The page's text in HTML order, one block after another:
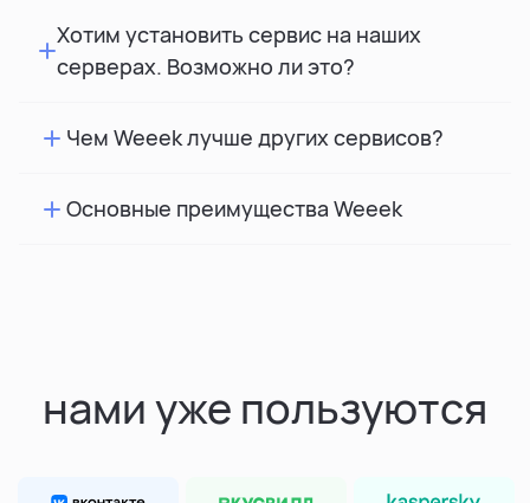
Хотим установить сервис на наших
серверах. Возможно ли это?
Чем Weeek лучше других сервисов?
Основные преимущества Weeek
нами уже пользуются